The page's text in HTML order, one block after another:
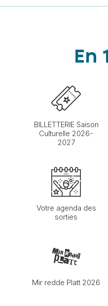
En
BILLETTERIE Saison
Culturelle 2026-
2027
Votre agenda des
sorties
Mir redde Platt 2026